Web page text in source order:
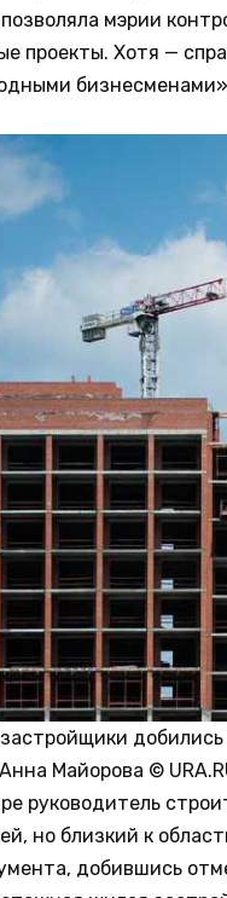
мэрии
проекты. Хотя —
Майорова ©
руководитель
но близкий к
добившись